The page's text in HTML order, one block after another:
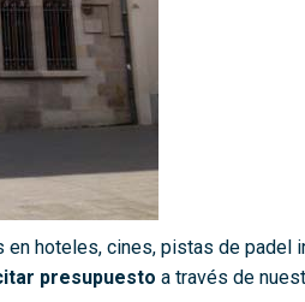
hoteles, cines, pistas de padel
presupuesto a través de